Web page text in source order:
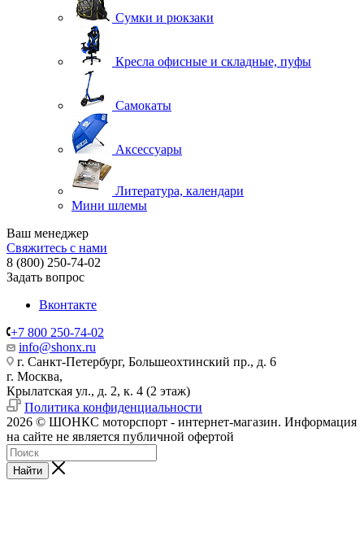
Сумки и рюкзаки
Кресла офисные и складные, пуфы
Самокаты
Аксессуары
Литература, календари
Мини шлемы
Ваш менеджер
Свяжитесь с нами
8 (800) 250-74-02
Задать вопрос
Вконтакте
+7 800 250-74-02
info@shonx.ru
г. Санкт-Петербург, Большеохтинский пр., д. 6
г. Москва,
Крылатская ул., д. 2, к. 4 (2 этаж)
Политика конфиденциальности
2026 © ШОНКС моторспорт - интернет-магазин. Информация
на сайте не является публичной офертой
Найти